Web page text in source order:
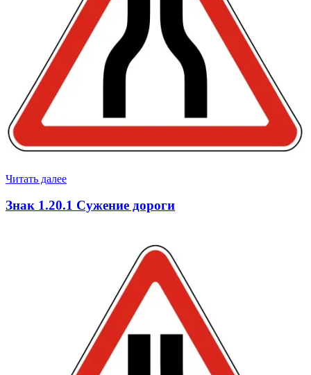
Читать далее
Знак 1.20.1 Сужение дороги